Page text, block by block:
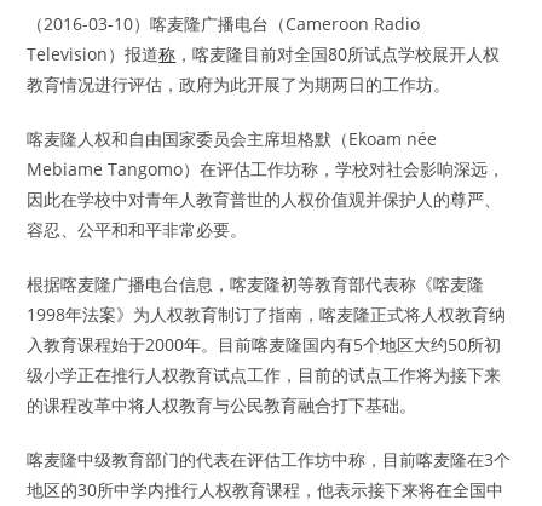
（2016-03-10）喀麦隆广播电台（Cameroon Radio
Television）报道称 ，喀麦隆目前对全国80所试点学校展开人权
教育情况进行评估，政府为此开展了为期两日的工作坊。
喀麦隆人权和自由国家委员会主席坦格默（Ekoam née
Mebiame Tangomo）在评估工作坊称，学校对社会影响深远，
因此在学校中对青年人教育普世的人权价值观并保护人的尊严、
容忍、公平和和平非常必要。
根据喀麦隆广播电台信息，喀麦隆初等教育部代表称《喀麦隆
1998年法案》为人权教育制订了指南，喀麦隆正式将人权教育纳
入教育课程始于2000年。目前喀麦隆国内有5个地区大约50所初
级小学正在推行人权教育试点工作，目前的试点工作将为接下来
的课程改革中将人权教育与公民教育融合打下基础。
喀麦隆中级教育部门的代表在评估工作坊中称，目前喀麦隆在3个
地区的30所中学内推行人权教育课程，他表示接下来将在全国中